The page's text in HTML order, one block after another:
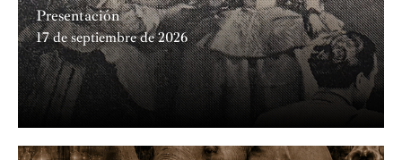
Presentación
17 de septiembre de 2026